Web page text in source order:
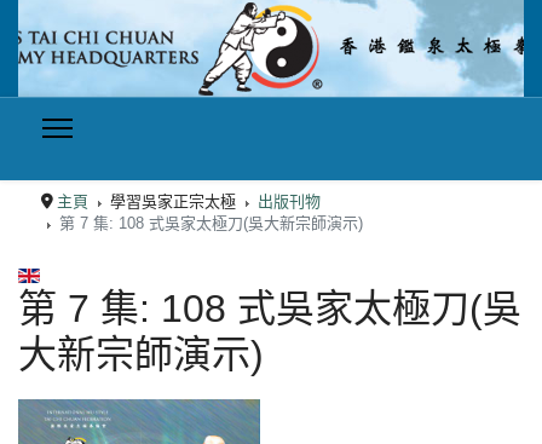
主頁 學習吳家正宗太極
出版刊物
第 7 集: 108 式吳家太極刀(吳大新宗師演示)
選擇你的語言
第 7 集: 108 式吳家太極刀(吳
大新宗師演示)